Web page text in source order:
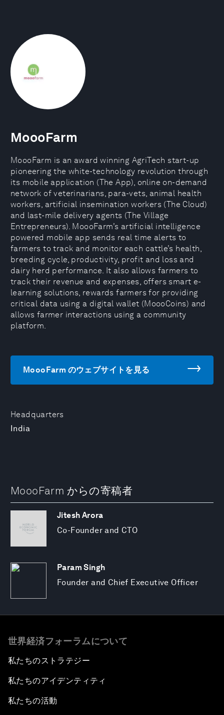
Headquarters
India
MoooFarm
MoooFarm is an award winning AgriTech start-up
pioneering the white-technology revolution through
its mobile application (The App), online on-demand
network of veterinarians, para-vets, animal health
workers, artificial insemination workers (The Cloud)
and last-mile delivery agents (The Village
Entrepreneurs). MoooFarm’s artificial intelligence
powered mobile app sends real time alerts to
farmers to track and monitor each cattle’s health,
breeding cycle, productivity, profit and loss and
dairy herd performance. It also allows farmers to
track their revenue and expenses, offers smart e-
learning solutions, rewards farmers for providing
critical data using a digital wallet (MoooCoins) and
allows farmer interactions using a community
platform.
MoooFarm のウェブサイトを見る
MoooFarm からの寄稿者
Jitesh Arora
Co-Founder and CTO
Param Singh
Founder and Chief Executive Officer
世界経済フォーラムについて
私たちのストラテジー
私たちのアイデンティティ
私たちの活動